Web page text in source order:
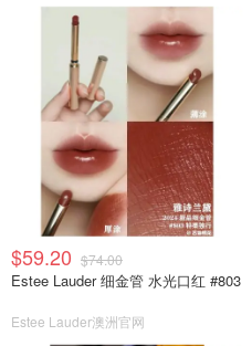
$59.20 $74.00
Estee Lauder 细金管 水光口红 #803
Estee Lauder澳洲官网